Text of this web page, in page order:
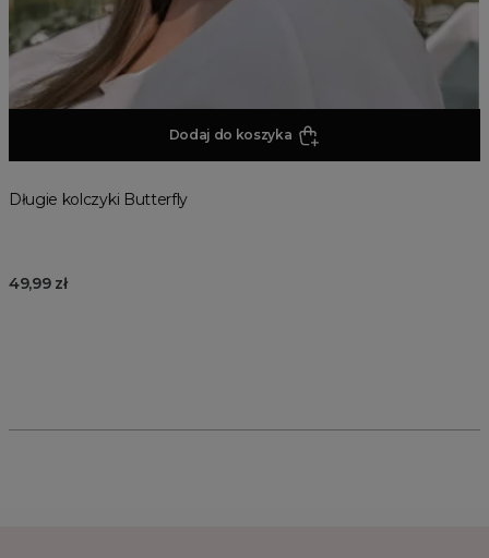
Dodaj do koszyka
Długie kolczyki Butterfly
49,99 zł